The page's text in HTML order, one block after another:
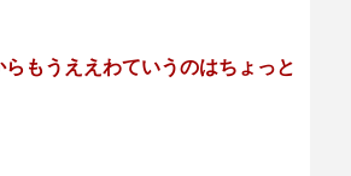
もうええわていうのはちょっと